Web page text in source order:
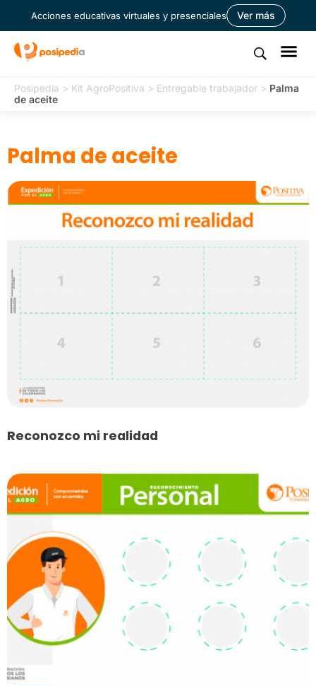
Acciones educativas virtuales y presenciales Ver más
Posipedia > Kit AgroPositiva > Entregable trabajador > Palma
de aceite
Palma de aceite
Reconozco mi realidad